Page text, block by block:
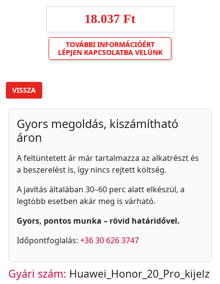
18.037 Ft
TOVÁBBI INFORMÁCIÓÉRT
LÉPJEN KAPCSOLATBA VELÜNK
VISSZA
Gyors megoldás, kiszámítható
áron
A feltüntetett ár már tartalmazza az alkatrészt és
a beszerelést is, így nincs rejtett költség.
A javítás általában 30–60 perc alatt elkészül, a
legtöbb esetben akár meg is várható.
Gyors, pontos munka – rövid határidővel.
Időpontfoglalás: +36 30 626 3747
Gyári szám: Huawei_Honor_20_Pro_kijelz